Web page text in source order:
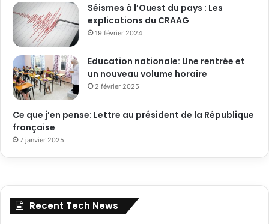
Séismes à l’Ouest du pays : Les
explications du CRAAG
19 février 2024
Education nationale: Une rentrée et
un nouveau volume horaire
2 février 2025
Ce que j’en pense: Lettre au président de la République
française
7 janvier 2025
Recent Tech News